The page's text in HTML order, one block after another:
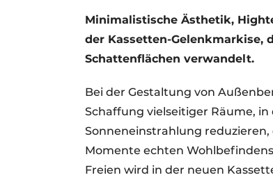
Minimalistische Ästhetik,
der Kassetten-Gelenkmarkise,
Schattenflächen verwandelt.
Bei der Gestaltung von
Schaffung vielseitiger Räume,
Sonneneinstrahlung reduzieren,
Momente echten
Freien wird in der neuen